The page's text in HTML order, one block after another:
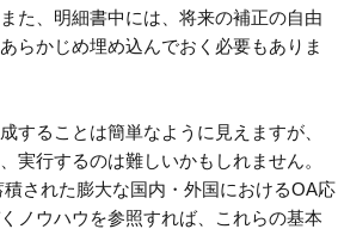
た、明細書中には、将来の補正の自由
らかじめ埋め込んでおく必要もありま
することは簡単なように見えますが、
実行するのは難しいかもしれません。
された膨大な国内・外国におけるOA応
ノウハウを参照すれば、これらの基本